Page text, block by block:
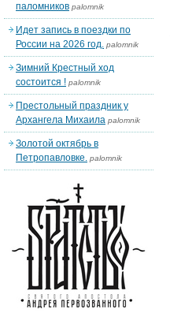
паломников palomnik
Идет запись в поездки по
России на 2026 год. palomnik
Зимний Крестный ход
состоится ! palomnik
Престольный праздник у
Архангела Михаила palomnik
Золотой октябрь в
Петропавловке. palomnik